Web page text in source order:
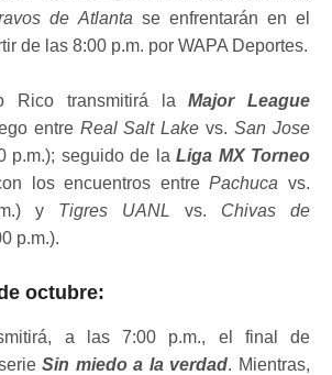
de Atlanta se enfrentarán en el
de las 8:00 p.m. por WAPA Deportes.
Rico transmitirá laMajor League
entre Real Salt Lake vs.San Jose
p.m.); seguido de la Liga MX Torneo
los encuentros entrePachuca vs.
y Tigres UANL vs. Chivas de
p.m.).
octubre:
a las 7:00 p.m., el final de
Sin miedo a la verdad. Mientras,